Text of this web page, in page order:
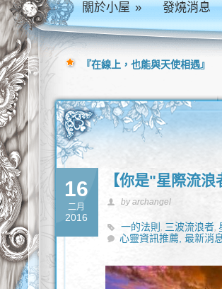
關於小屋» 發燒消息
16
二月
2016
【你是"星際流
by archangel
一的法則 , 三波流浪者,
心靈資訊推薦,最新消
『在線上，也能與天使相遇』